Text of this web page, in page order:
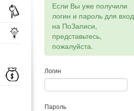
Если Вы уже получили
логин и пароль для
на ПоЗаписи,
представьтесь,
пожалуйста.
Логин
Пароль